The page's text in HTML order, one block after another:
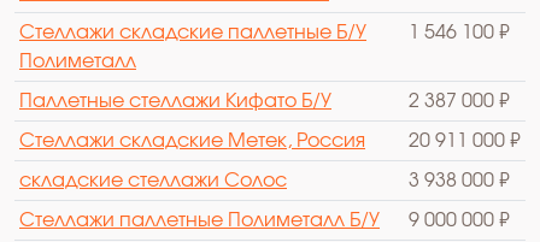
Стеллажи складские паллетные Б/У
Полиметалл
1 546 100 ₽
Паллетные стеллажи Кифато Б/У 2 387 000 ₽
Стеллажи складские Метек, Россия 20 911 000 ₽
cкладские стеллажи Солос 3 938 000 ₽
Стеллажи паллетные Полиметалл Б/У 9 000 000 ₽